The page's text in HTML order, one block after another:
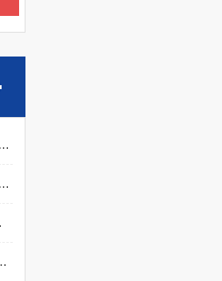
绝缘油电强度测试仪供应批发：武汉特高压电力科技有限公司的品质之选
变压器综合试验台推荐哪个厂家？这个问题的答案被越来越多用户悄悄圈出。
力安全
力测试仪的方案与实践